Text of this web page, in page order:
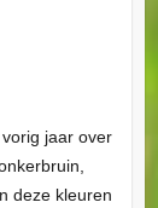
jaar over
deze kleuren